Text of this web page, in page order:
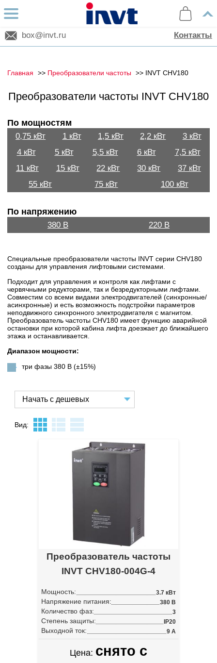
box@invt.ru Контакты
Главная Преобразователи частоты INVT CHV180
Преобразователи частоты INVT CHV180
По мощностям
0,75 кВт 1 кВт 1,5 кВт 2,2 кВт
3 кВт
4 кВт
5 кВт 5,5 кВт 6 кВт
7,5 кВт
11 кВт
15 кВт 22 кВт 30 кВт
37 кВт
55 кВт
75 кВт 100 кВт
По напряжению
380 В 220 В
Специальные преобразователи частоты INVT серии CHV180
созданы для управления лифтовыми системами.
Подходит для управления и контроля как лифтами с
червячными редукторами, так и безредукторными лифтами.
Совместим со всеми видами электродвигателей (синхронные/
асинхронные) и есть возможность подстройки параметров
неподвижного синхронного электродвигателя с магнитом.
Преобразователь частоты CHV180 имеет функцию аварийной
остановки при которой кабина лифта доезжает до ближайшего
этажа и останавливается.
Диапазон мощности:
три фазы 380 В (±15%)
Вид:
Преобразователь частоты
INVT CHV180-004G-4
Мощность: 3.7 кВт
Напряжение питания: 380 В
Количество фаз: 3
Степень защиты: IP20
Выходной ток: 9 А
Цена: снято с